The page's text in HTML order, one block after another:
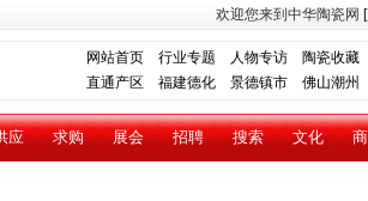
欢迎您来到中华陶瓷网
网站首页 行业专题 人物专访 陶瓷收藏
直通产区 福建德化 景德镇市 佛山潮州
应 求购 展会 招聘 搜索 文化